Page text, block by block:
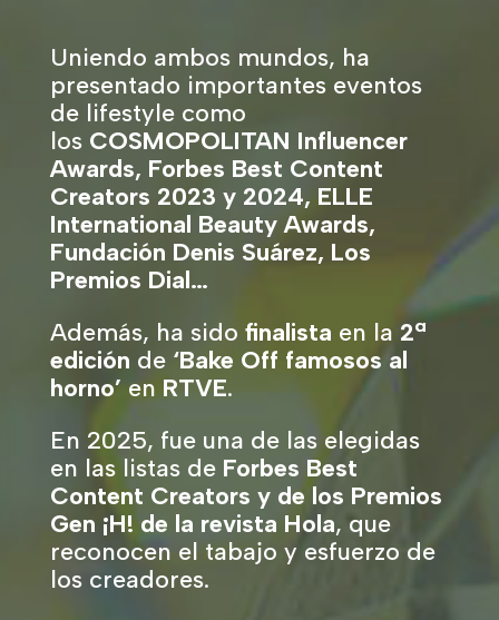
Uniendo ambos mundos, ha
presentado importantes eventos
de lifestyle como
los COSMOPOLITAN Influencer
Awards, Forbes Best Content
Creators 2023 y 2024, ELLE
International Beauty Awards,
Fundación Denis Suárez, Los
Premios Dial…
Además, ha sido finalista en la 2ª
edición de ‘Bake Off famosos al
horno’ en RTVE.
En 2025, fue una de las elegidas
en las listas de Forbes Best
Content Creators y de los Premios
Gen ¡H! de la revista Hola, que
reconocen el tabajo y esfuerzo de
los creadores.